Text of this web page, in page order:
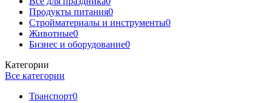
Продукты питания0
Стройматериалы и инструменты0
Животные0
Бизнес и оборудование0
Категории
Все категории
Транспорт0